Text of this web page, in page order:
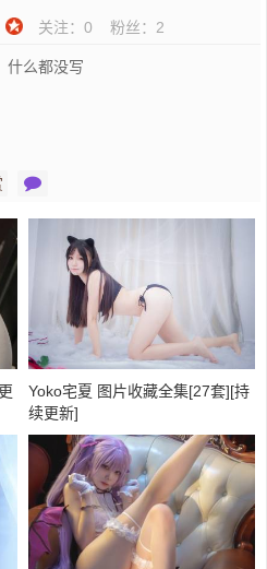
关注： 0 粉丝： 2
什么都没写
Yoko宅夏 图片收藏全集[27套][持
续更新]